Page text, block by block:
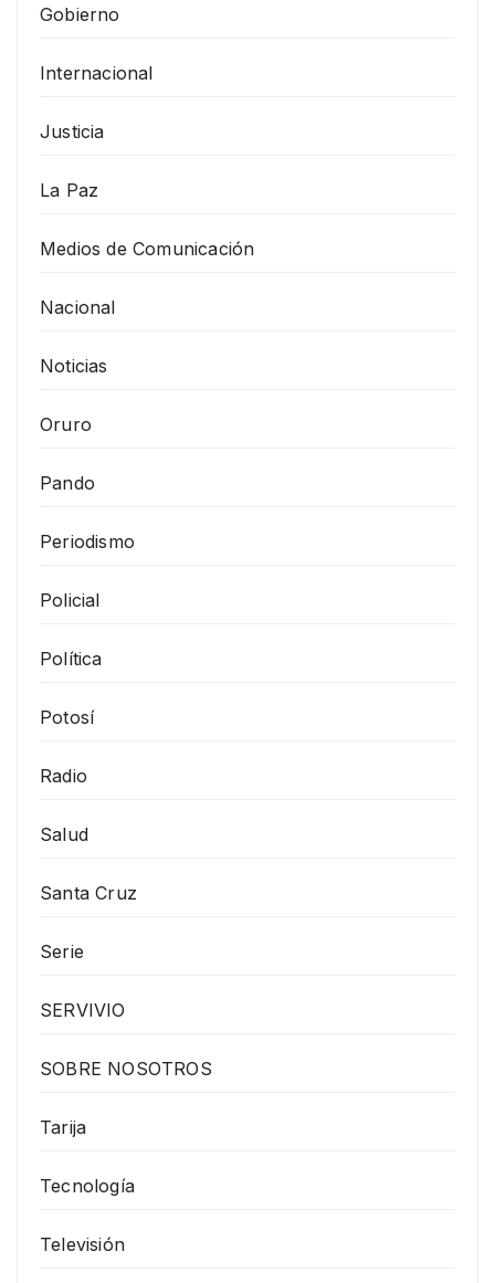
Gobierno
Internacional
Justicia
La Paz
Medios de Comunicación
Nacional
Noticias
Oruro
Pando
Periodismo
Policial
Política
Potosí
Radio
Salud
Santa Cruz
Serie
SERVIVIO
SOBRE NOSOTROS
Tarija
Tecnología
Televisión